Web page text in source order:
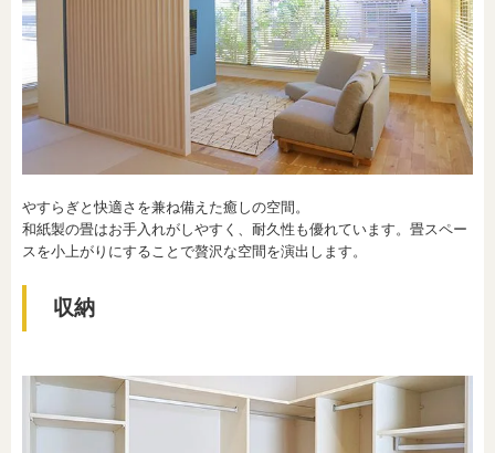
やすらぎと快適さを兼ね備えた癒しの空間。
和紙製の畳はお手入れがしやすく、耐久性も優れています。畳スペー
スを小上がりにすることで贅沢な空間を演出します。
収納